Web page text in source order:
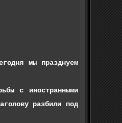
мы празднуем
с иностранными
разбили под